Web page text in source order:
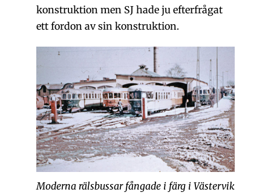
konstruktion men SJ hade ju efterfrågat
ett fordon av sin konstruktion.
Moderna rälsbussar fångade i färg i Västervik